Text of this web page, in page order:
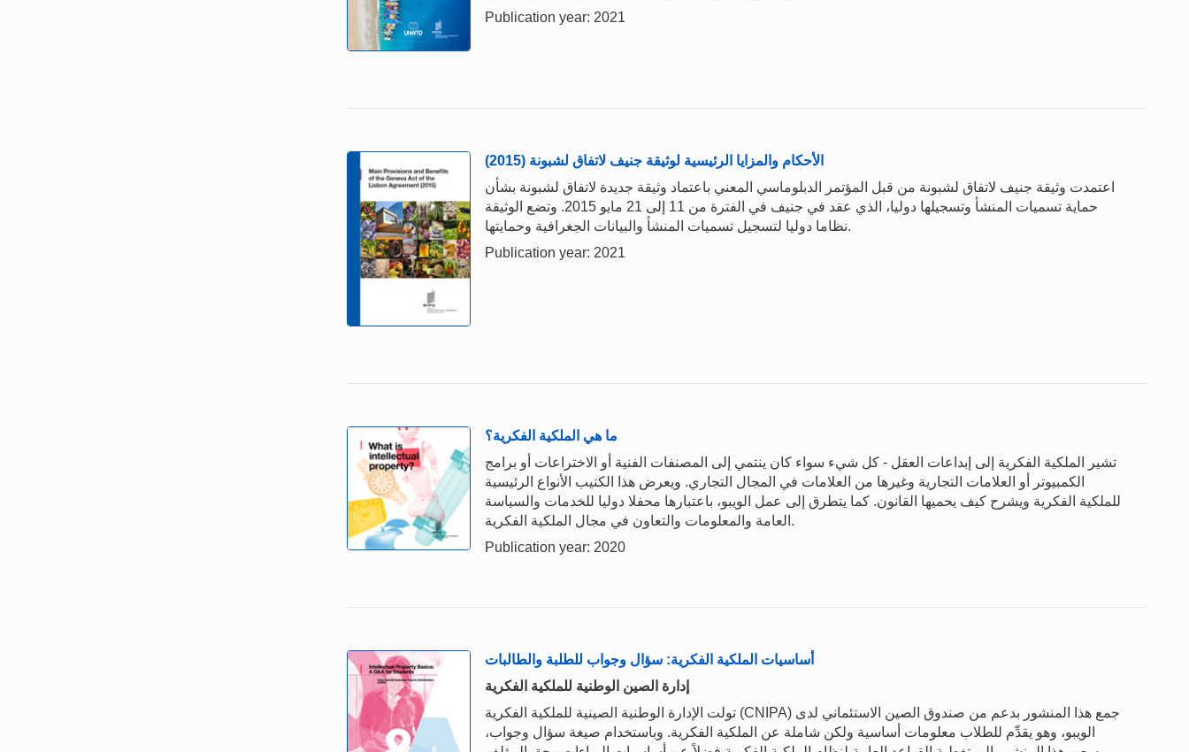
Publication year: 2021
الأحكام والمزايا الرئيسية لوثيقة جنيف لاتفاق لشبونة (2015)
اعتمدت وثيقة جنيف لاتفاق لشبونة من قبل المؤتمر الدبلوماسي المعني باعتماد وثيقة جديدة لاتفاق لشبونة بشأن
حماية تسميات المنشأ وتسجيلها دوليا، الذي عقد في جنيف في الفترة من 11 إلى 21 مايو 2015. وتضع الوثيقة
نظاما دوليا لتسجيل تسميات المنشأ والبيانات الجغرافية وحمايتها.
Publication year: 2021
ما هي الملكية الفكرية؟
تشير الملكية الفكرية إلى إبداعات العقل - كل شيء سواء كان ينتمي إلى المصنفات الفنية أو الاختراعات أو برامج
الكمبيوتر أو العلامات التجارية وغيرها من العلامات في المجال التجاري. ويعرض هذا الكتيب الأنواع الرئيسية
للملكية الفكرية ويشرح كيف يحميها القانون. كما يتطرق إلى عمل الويبو، باعتبارها محفلا دوليا للخدمات والسياسة
العامة والمعلومات والتعاون في مجال الملكية الفكرية.
Publication year: 2020
أساسيات الملكية الفكرية: سؤال وجواب للطلبة والطالبات
إدارة الصين الوطنية للملكية الفكرية
تولت الإدارة الوطنية الصينية للملكية الفكرية (CNIPA) جمع هذا المنشور بدعم من صندوق الصين الاستئماني لدى
الويبو، وهو يقدِّم للطلاب معلومات أساسية ولكن شاملة عن الملكية الفكرية. وباستخدام صيغة سؤال وجواب،